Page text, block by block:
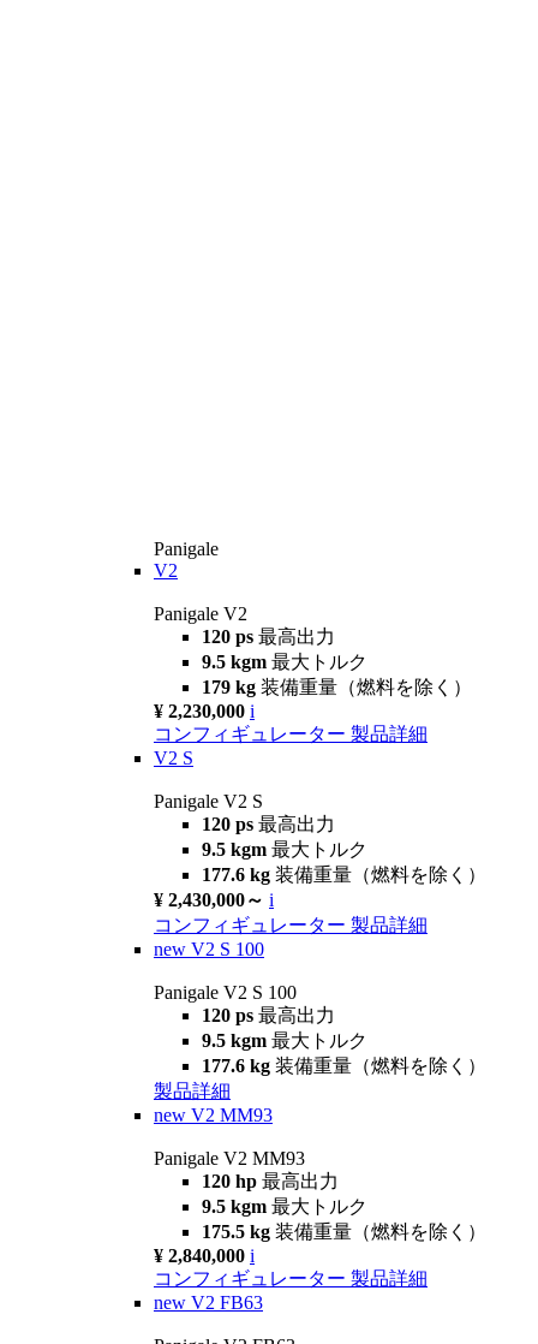
Panigale
V2
Panigale V2
120 ps 最高出力
9.5 kgm 最大トルク
179 kg 装備重量（燃料を除く）
¥ 2,230,000 i
コンフィギュレーター 製品詳細
V2 S
Panigale V2 S
120 ps 最高出力
9.5 kgm 最大トルク
177.6 kg 装備重量（燃料を除く）
¥ 2,430,000～ i
コンフィギュレーター 製品詳細
new V2 S 100
Panigale V2 S 100
120 ps 最高出力
9.5 kgm 最大トルク
177.6 kg 装備重量（燃料を除く）
製品詳細
new V2 MM93
Panigale V2 MM93
120 hp 最高出力
9.5 kgm 最大トルク
175.5 kg 装備重量（燃料を除く）
¥ 2,840,000 i
コンフィギュレーター 製品詳細
new V2 FB63